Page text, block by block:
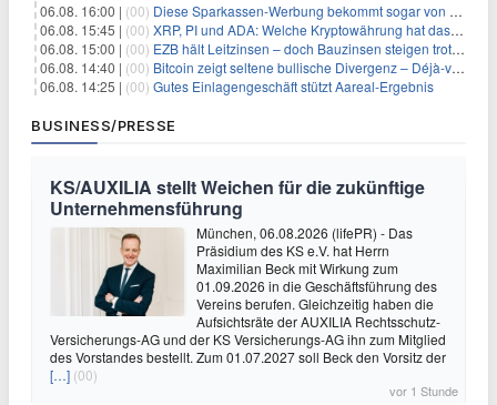
06.08. 16:00 | (00) Diese Sparkassen-Werbung bekommt sogar von der Konkurrenz Lob
06.08. 15:45 | (00) XRP, PI und ADA: Welche Kryptowährung hat das größte Potenzial im nächsten Bullenmarkt?
06.08. 15:00 | (00) EZB hält Leitzinsen – doch Bauzinsen steigen trotzdem: Das Nahost-Problem für Immobilienkäufer
06.08. 14:40 | (00) Bitcoin zeigt seltene bullische Divergenz – Déjà-vu für BTC?
06.08. 14:25 | (00) Gutes Einlagengeschäft stützt Aareal-Ergebnis
BUSINESS/PRESSE
KS/AUXILIA stellt Weichen für die zukünftige
Unternehmensführung
München, 06.08.2026 (lifePR) - Das
Präsidium des KS e.V. hat Herrn
Maximilian Beck mit Wirkung zum
01.09.2026 in die Geschäftsführung des
Vereins berufen. Gleichzeitig haben die
Aufsichtsräte der AUXILIA Rechtsschutz-
Versicherungs-AG und der KS Versicherungs-AG ihn zum Mitglied
des Vorstandes bestellt. Zum 01.07.2027 soll Beck den Vorsitz der
[…] (00)
vor 1 Stunde